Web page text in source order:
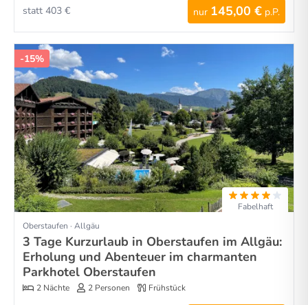
nur 145,00 € p.P.
statt 403 €
-15%
Fabelhaft
Oberstaufen · Allgäu
3 Tage Kurzurlaub in Oberstaufen im Allgäu:
Erholung und Abenteuer im charmanten
Parkhotel Oberstaufen
2 Nächte 2 Personen Frühstück